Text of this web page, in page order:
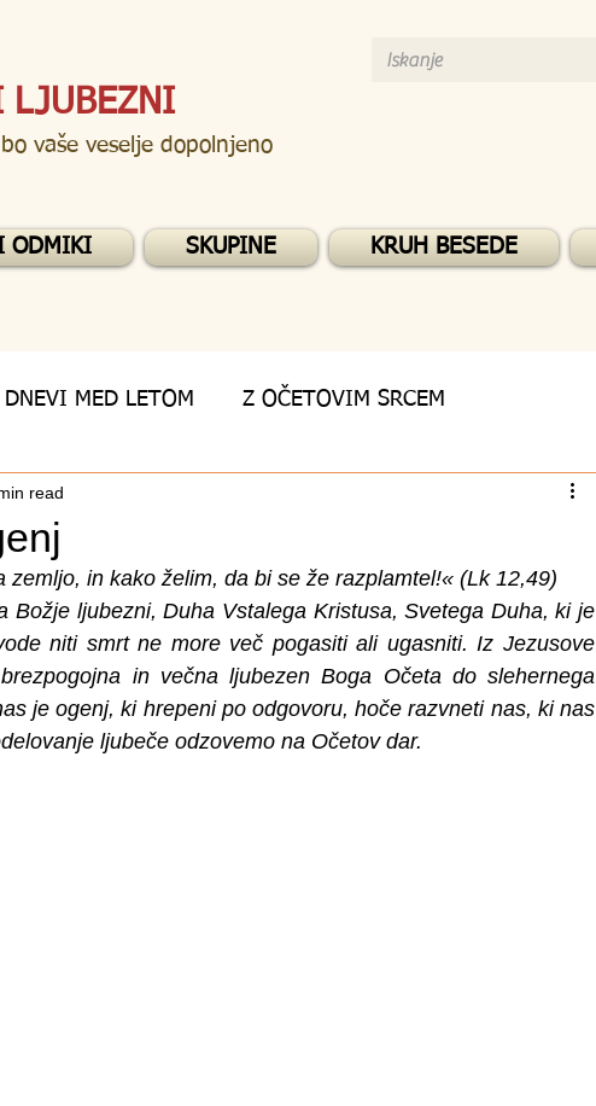
LJUBEZNI
vaše veselje dopolnjeno
ODMIKI SKUPINE KRUH BESEDE
DNEVI MED LETOM Z OČETOVIM SRCEM
read
zemljo, in kako želim, da bi se že razplamtel!« (Lk 12,49)
Božje ljubezni, Duha Vstalega Kristusa, Svetega Duha, ki je
niti smrt ne more več pogasiti ali ugasniti. Iz Jezusove
in večna ljubezen Boga Očeta do slehernega
je ogenj, ki hrepeni po odgovoru, hoče razvneti nas, ki nas
ljubeče odzovemo na Očetov dar.